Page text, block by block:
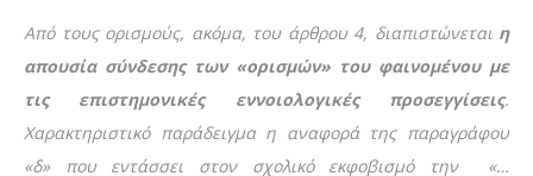
Από τους ορισμούς, ακόμα, του άρθρου 4, διαπιστώνεται η
απουσία σύνδεσης των «ορισμών» του φαινομένου με
τις επιστημονικές εννοιολογικές προσεγγίσεις.
Χαρακτηριστικό παράδειγμα η αναφορά της παραγράφου
«δ» που εντάσσει στον σχολικό εκφοβισμό την «…